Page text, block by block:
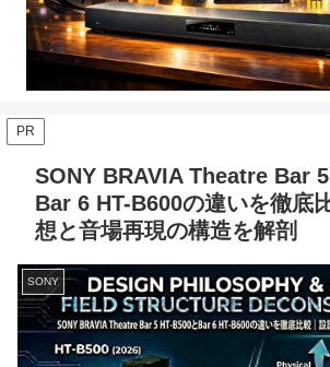
PR
SONY BRAVIA Theatre Bar
Bar 6 HT-B600の違いを徹底
想と音場再現の構造を解剖
SONY